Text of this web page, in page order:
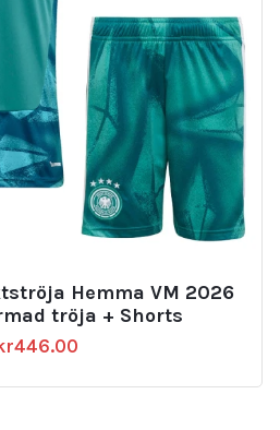
Hemma VM 2026
tröja + Shorts
446.00